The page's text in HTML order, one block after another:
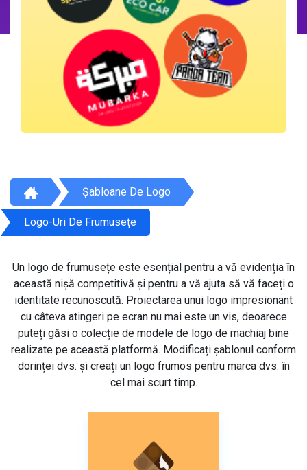
Șabloane De Logo
Logo-Uri De Frumusețe
Un logo de frumusețe este esențial pentru a vă evidenția în
această nișă competitivă și pentru a vă ajuta să vă faceți o
identitate recunoscută. Proiectarea unui logo impresionant
cu câteva atingeri pe ecran nu mai este un vis, deoarece
puteți găsi o colecție de modele de logo de machiaj bine
realizate pe această platformă. Modificați șablonul conform
dorinței dvs. și creați un logo frumos pentru marca dvs. în
cel mai scurt timp.